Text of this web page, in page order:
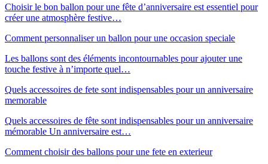
Choisir le bon ballon pour une fête d’anniversaire est essentiel pour
créer une atmosphère festive…
Comment personnaliser un ballon pour une occasion speciale
Les ballons sont des éléments incontournables pour ajouter une
touche festive à n’importe quel…
Quels accessoires de fete sont indispensables pour un anniversaire
memorable
Quels accessoires de fête sont indispensables pour un anniversaire
mémorable Un anniversaire est…
Comment choisir des ballons pour une fete en exterieur